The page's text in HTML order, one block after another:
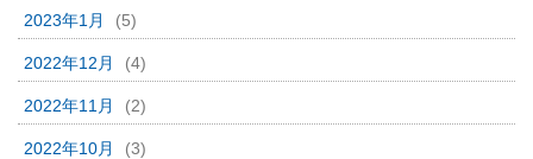
2023年1月 (5)
2022年12月 (4)
2022年11月 (2)
2022年10月 (3)